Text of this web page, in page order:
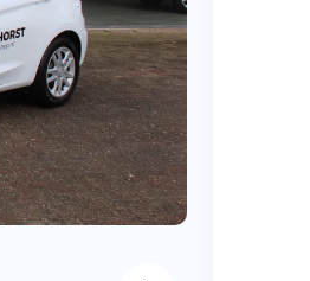
Jouw aanvraag
Vragen over jouw aanvraag
Leasevormen
Vragen over leasevormen